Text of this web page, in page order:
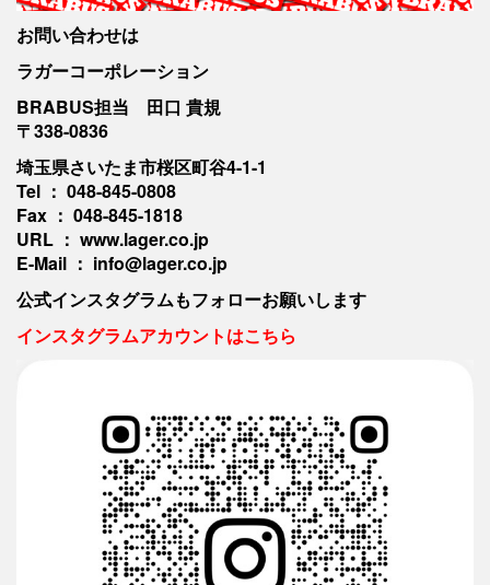
お問い合わせは
ラガーコーポレーション
BRABUS担当 田口 貴規
〒338-0836
埼玉県さいたま市桜区町谷4-1-1
Tel ： 048-845-0808
Fax ： 048-845-1818
URL ： www.lager.co.jp
E-Mail ： info@lager.co.jp
公式インスタグラムもフォローお願いします
インスタグラムアカウントはこちら